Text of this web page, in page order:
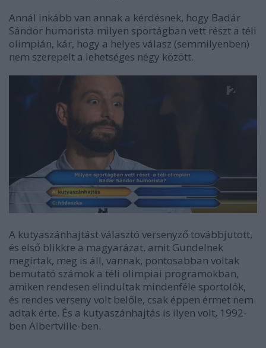
Annál inkább van annak a kérdésnek, hogy Badár
Sándor humorista milyen sportágban vett részt a téli
olimpián, kár, hogy a helyes válasz (semmilyenben)
nem szerepelt a lehetséges négy között.
A kutyaszánhajtást választó versenyző továbbjutott,
és első blikkre a magyarázat, amit Gundelnek
megírtak, meg is áll, vannak, pontosabban voltak
bemutató számok a téli olimpiai programokban,
amiken rendesen elindultak mindenféle sportolók,
és rendes verseny volt belőle, csak éppen érmet nem
adtak érte. És a kutyaszánhajtás is ilyen volt, 1992-
ben Albertville-ben.